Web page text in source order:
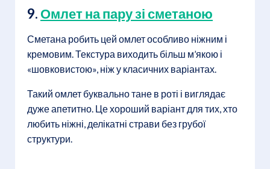
9. Омлет на пару зі сметаною
Сметана робить цей омлет особливо ніжним і
кремовим. Текстура виходить більш м’якою і
«шовковистою», ніж у класичних варіантах.
Такий омлет буквально тане в роті і виглядає
дуже апетитно. Це хороший варіант для тих, хто
любить ніжні, делікатні страви без грубої
структури.